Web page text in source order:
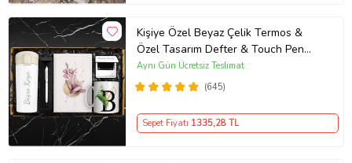
Kişiye Özel Beyaz Çelik Termos &
Özel Tasarım Defter & Touch Pen
Kalem & Kişiye Özel Cep Aynası &
Kişiye Özel Kupa Hediye Seti
(645)
Aynı Gün Ücretsiz Teslimat
Sepet Fiyatı 1335,28 TL